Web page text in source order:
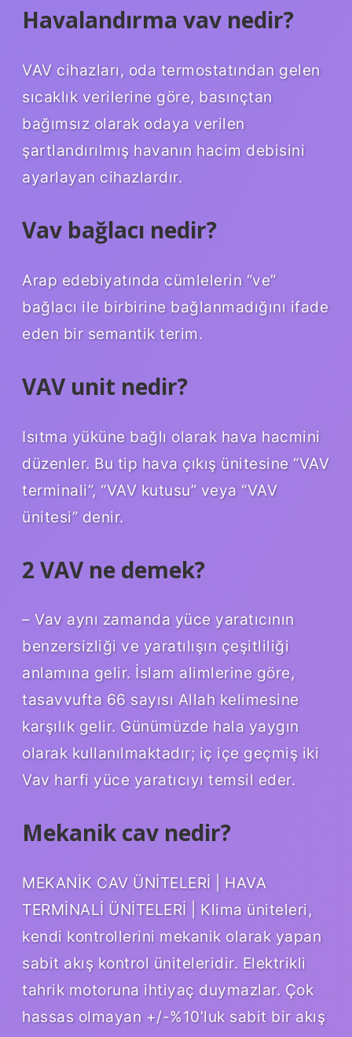
Havalandırma vav nedir?
VAV cihazları, oda termostatından gelen
sıcaklık verilerine göre, basınçtan
bağımsız olarak odaya verilen
şartlandırılmış havanın hacim debisini
ayarlayan cihazlardır.
Vav bağlacı nedir?
Arap edebiyatında cümlelerin “ve”
bağlacı ile birbirine bağlanmadığını ifade
eden bir semantik terim.
VAV unit nedir?
Isıtma yüküne bağlı olarak hava hacmini
düzenler. Bu tip hava çıkış ünitesine “VAV
terminali”, “VAV kutusu” veya “VAV
ünitesi” denir.
2 VAV ne demek?
– Vav aynı zamanda yüce yaratıcının
benzersizliği ve yaratılışın çeşitliliği
anlamına gelir. İslam alimlerine göre,
tasavvufta 66 sayısı Allah kelimesine
karşılık gelir. Günümüzde hala yaygın
olarak kullanılmaktadır; iç içe geçmiş iki
Vav harfi yüce yaratıcıyı temsil eder.
Mekanik cav nedir?
MEKANİK CAV ÜNİTELERİ | HAVA
TERMİNALİ ÜNİTELERİ | Klima üniteleri,
kendi kontrollerini mekanik olarak yapan
sabit akış kontrol üniteleridir. Elektrikli
tahrik motoruna ihtiyaç duymazlar. Çok
hassas olmayan +/-%10’luk sabit bir akış